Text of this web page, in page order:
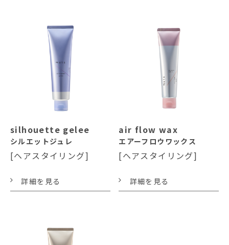
silhouette gelee
シルエットジュレ
[ヘアスタイリング]
詳細を見る
air flow wax
エアーフロウワックス
[ヘアスタイリング]
詳細を見る